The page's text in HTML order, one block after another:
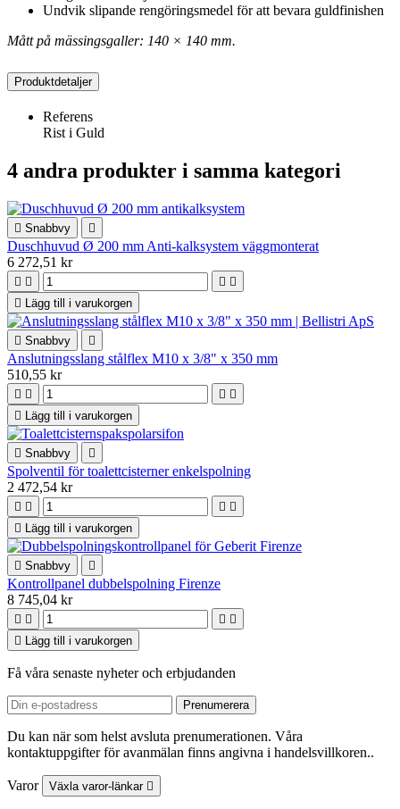
Undvik slipande rengöringsmedel för att bevara guldfinishen
Mått på mässingsgaller: 140 × 140 mm.
Produktdetaljer
Referens
Rist i Guld
4 andra produkter i samma kategori
 Snabbvy 
Duschhuvud Ø 200 mm Anti-kalksystem väggmonterat
6 272,51 kr
   
 Lägg till i varukorgen
 Snabbvy 
Anslutningsslang stålflex M10 x 3/8" x 350 mm
510,55 kr
   
 Lägg till i varukorgen
 Snabbvy 
Spolventil för toalettcisterner enkelspolning
2 472,54 kr
   
 Lägg till i varukorgen
 Snabbvy 
Kontrollpanel dubbelspolning Firenze
8 745,04 kr
   
 Lägg till i varukorgen
Få våra senaste nyheter och erbjudanden
Du kan när som helst avsluta prenumerationen. Våra
kontaktuppgifter för avanmälan finns angivna i handelsvillkoren..
Varor Växla varor-länkar 